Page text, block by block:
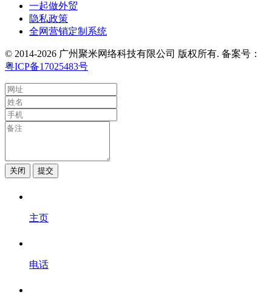
一起做外贸
隐私政策
全网营销定制系统
© 2014-2026 广州聚米网络科技有限公司 版权所有. 备案号：
粤ICP备17025483号
关闭 提交
主页
电话